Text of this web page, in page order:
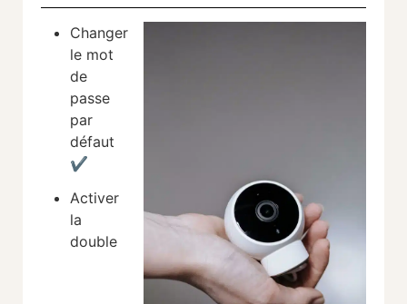
Changer
le mot
de
passe
par
défaut
✔️
Activer
la
double